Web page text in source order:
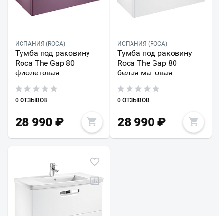
ИСПАНИЯ (ROCA)
Тумба под раковину
Roca The Gap 80
фиолетовая
0 ОТЗЫВОВ
28 990 ₽
ИСПАНИЯ (ROCA)
Тумба под раковину
Roca The Gap 80
белая матовая
0 ОТЗЫВОВ
28 990₽